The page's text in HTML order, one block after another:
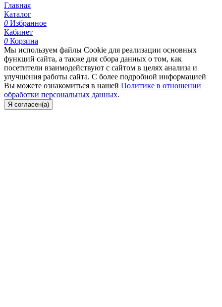
Главная
Каталог
0 Избранное
Кабинет
0 Корзина
Мы используем файлы Cookie для реализации основных
функций сайта, а также для сбора данных о том, как
посетители взаимодействуют с сайтом в целях анализа и
улучшения работы сайта. С более подробной информацией
Вы можете ознакомиться в нашей Политике в отношении
обработки персональных данных.
Я согласен(а)